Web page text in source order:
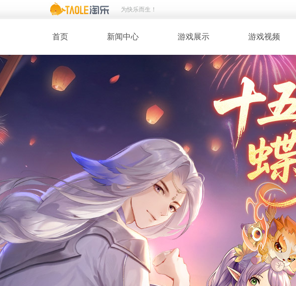
为快乐而生！
首页 新闻中心 游戏展示 游戏视频
· 维护公告
· 桃花美人
· 桃花服战
· 玩家自制
· 版本CG
· 解说视频